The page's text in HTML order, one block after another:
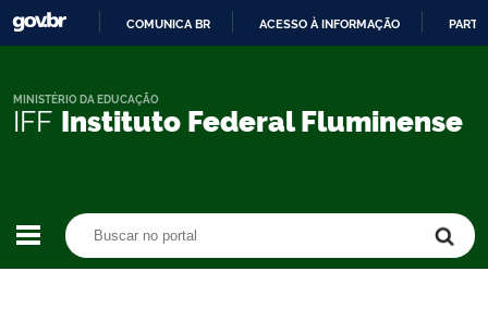
CONTEÚDO
COMUNICA BR ACESSO À INFORMAÇÃO
IFF Instituto Federal Fluminense
MINISTÉRIO DA EDUCAÇÃO